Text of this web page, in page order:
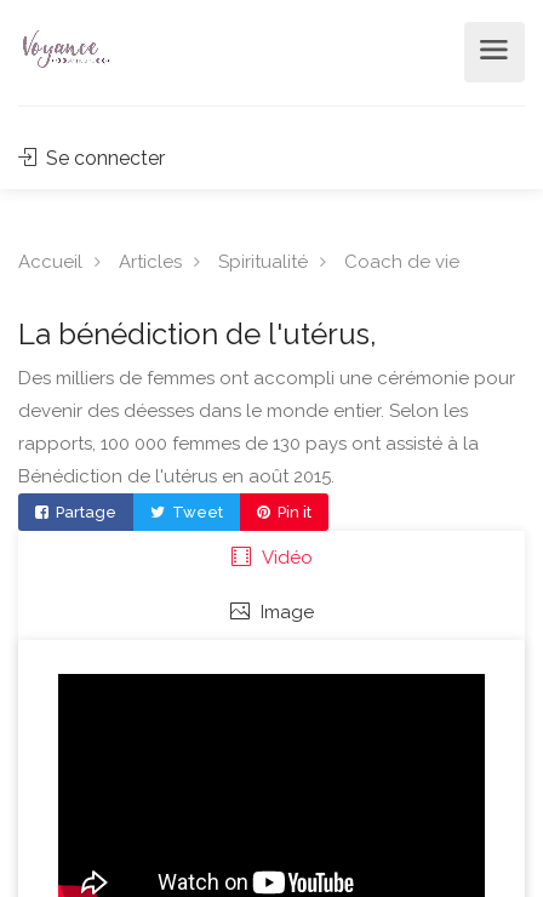
Se connecter
Accueil Articles Spiritualité Coach de vie
La bénédiction de l'utérus,
Des milliers de femmes ont accompli une cérémonie pour
devenir des déesses dans le monde entier. Selon les
rapports, 100 000 femmes de 130 pays ont assisté à la
Bénédiction de l'utérus en août 2015.
Partage Tweet Pin it
Vidéo
Image